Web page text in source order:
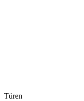
Türen